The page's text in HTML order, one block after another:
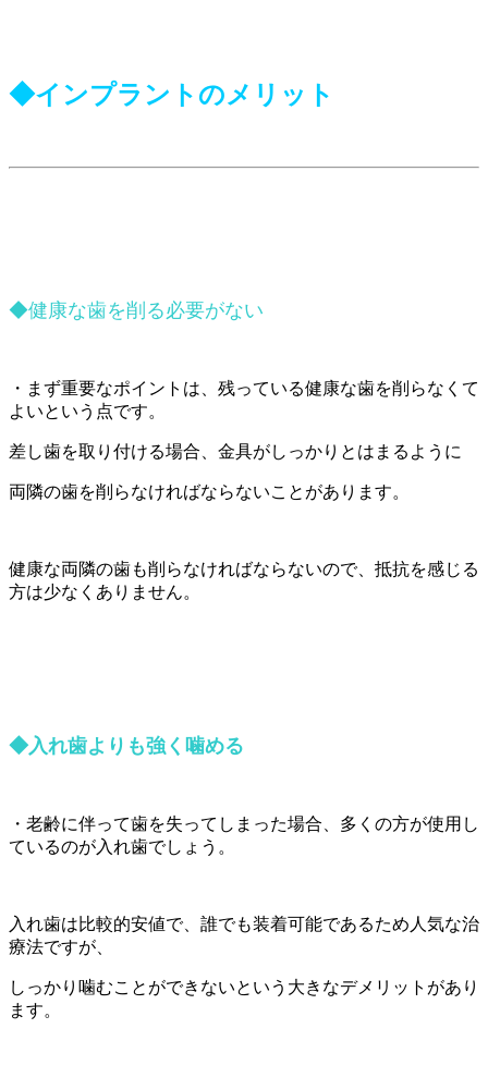
◆インプラントのメリット
◆健康な歯を削る必要がない
・まず重要なポイントは、残っている健康な歯を削らなくて
よいという点です。
差し歯を取り付ける場合、金具がしっかりとはまるように
両隣の歯を削らなければならないことがあります。
健康な両隣の歯も削らなければならないので、抵抗を感じる
方は少なくありません。
◆入れ歯よりも強く噛める
・老齢に伴って歯を失ってしまった場合、多くの方が使用し
ているのが入れ歯でしょう。
入れ歯は比較的安値で、誰でも装着可能であるため人気な治
療法ですが、
しっかり噛むことができないという大きなデメリットがあり
ます。